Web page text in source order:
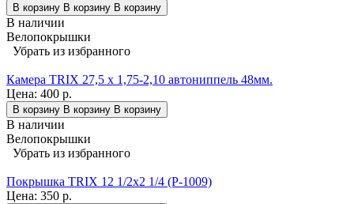
В корзину В корзину В корзину
В наличии
Велопокрышки
Убрать из избранного
Камера TRIX 27,5 x 1,75-2,10 автониппель 48мм.
Цена: 400 р.
В корзину В корзину В корзину
В наличии
Велопокрышки
Убрать из избранного
Покрышка TRIX 12 1/2x2 1/4 (P-1009)
Цена: 350 р.